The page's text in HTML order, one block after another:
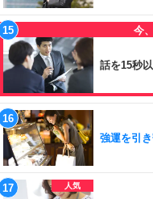
話を15秒
強運を引